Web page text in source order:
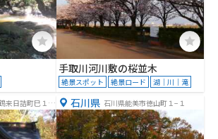
手取川河川敷の桜並木
絶景スポット 絶景ロード 湖｜川｜滝
来日詰町巳１１
石川県 石川県能美市徳山町１−１